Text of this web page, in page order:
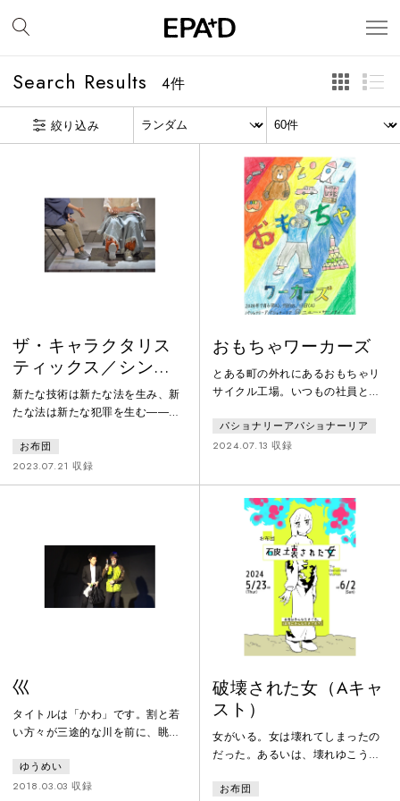
Search Results 4件
絞り込み
ザ・キャラクタリス
ティックス／シンダ
ー・オブ・プロメテ
ウス
新たな技術は新たな法を生み、新
たな法は新たな犯罪を生む――。
ーク）と呼ばれる未来の社会共同
体。ある日、派遣社員である
「私」は、ニュースの中に自らが
に変貌し、過去へ遡る物語は次第
に全く別の様相を見せてゆく…。
生＝労働＝尊厳＝価値？ 現代社
会を生きる私たちの等しさを巡る
お布団
2023.07.21 収録
おもちゃワーカーズ
とある町の外れにあるおもちゃリ
サイクル工場。いつもの社員と派
仕事マッチングアプリに登録した
ばかりの68歳の男が初めて仕事に
い」という些細な事件をきっかけ
に隠れていたそれぞれの心の中が
みえてきて...。音楽やダンスも取
り入れて客席と一体になる今作は
子どもの心も掴み大人の心にも響
く。人々の日々の営みをユーモア
たっぷりに描いた、パショパショ
パショナリーアパショナーリア
2024.07.13 収録
巛
タイトルは「かわ」です。割と若
い方々が三途的な川を前に、眺め
ーわ」となって帰宅したりする話
をします。渡る前にも後にも、ど
ゆうめい
2018.03.03 収録
破壊された女（Aキャ
スト）
女がいる。女は壊れてしまったの
だった。あるいは、壊れゆこうと
けている。女は〈彼女〉について
お布団